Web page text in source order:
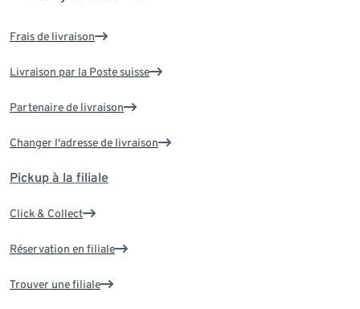
Frais de livraison
Livraison par la Poste suisse
Partenaire de livraison
Changer l'adresse de livraison
Pickup à la filiale
Click & Collect
Réservation en filiale
Trouver une filiale